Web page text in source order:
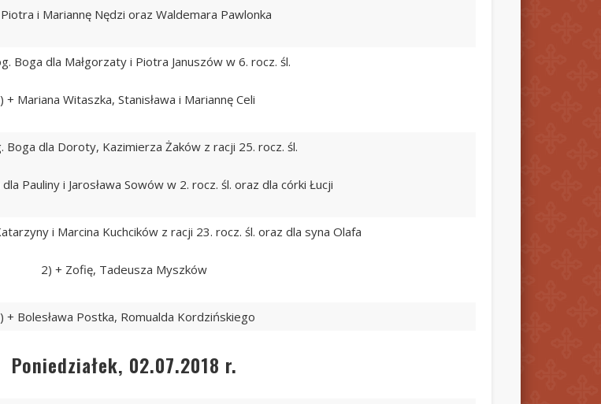
i Mariannę Nędzi oraz Waldemara Pawlonka
Boga dla Małgorzaty i Piotra Januszów w 6. rocz. śl.
+ Mariana Witaszka, Stanisława i Mariannę Celi
Boga dla Doroty, Kazimierza Żaków z racji 25. rocz. śl.
Pauliny i Jarosława Sowów w 2. rocz. śl. oraz dla córki Łucji
i Marcina Kuchcików z racji 23. rocz. śl. oraz dla syna Olafa
2) + Zofię, Tadeusza Myszków
+ Bolesława Postka, Romualda Kordzińskiego
Poniedziałek, 02.07.2018 r.